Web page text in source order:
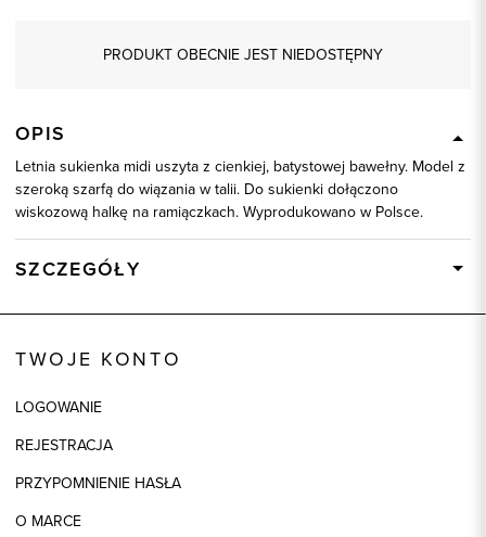
PRODUKT OBECNIE JEST NIEDOSTĘPNY
OPIS
Letnia sukienka midi uszyta z cienkiej, batystowej bawełny. Model z
szeroką szarfą do wiązania w talii. Do sukienki dołączono
wiskozową halkę na ramiączkach. Wyprodukowano w Polsce.
SZCZEGÓŁY
Skład tkaniny
Składy podszewek
TWOJE KONTO
LOGOWANIE
REJESTRACJA
PRZYPOMNIENIE HASŁA
O MARCE